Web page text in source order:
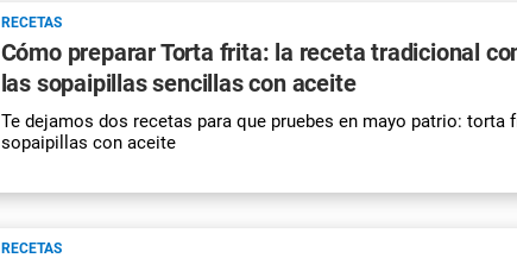
RECETAS
Cómo preparar Torta frita: la receta tradicional
las sopaipillas sencillas con aceite
Te dejamos dos recetas para que pruebes en mayo patrio: torta
sopaipillas con aceite
RECETAS